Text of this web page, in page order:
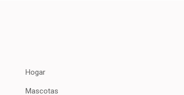
Hogar
Mascotas